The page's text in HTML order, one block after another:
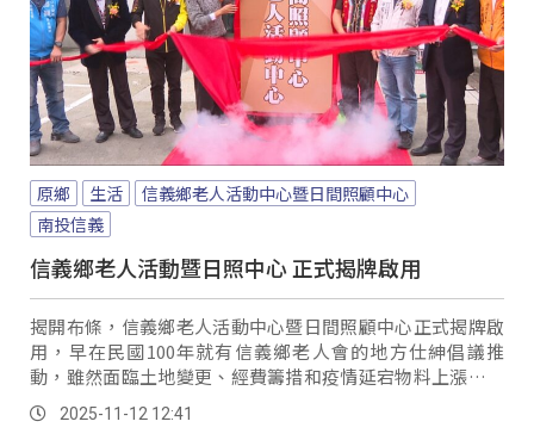
原鄉 生活
信義鄉老人活動中心暨日間照顧中心
南投信義
信義鄉老人活動暨日照中心 正式揭牌啟用
揭開布條，信義鄉老人活動中心暨日間照顧中心正式揭牌啟
用，早在民國100年就有信義鄉老人會的地方仕紳倡議推
動，雖然面臨土地變更、經費籌措和疫情延宕物料上漲等多
重挑戰；但在衛福部、縣府、公所以及立委等民意代表協助
爭取下終於竣工完成，期盼未來能夠更全面地照顧到鄉內的
2025-11-12 12:41